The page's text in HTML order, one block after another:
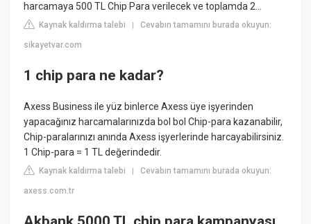
harcamaya 500 TL Chip Para verilecek ve toplamda 2...
Kaynak kaldırma talebi |Cevabın tamamını burada okuyun:
sikayetvar.com
1 chip para ne kadar?
Axess Business ile yüz binlerce Axess üye işyerinden
yapacağınız harcamalarınızda bol bol Chip-para kazanabilir,
Chip-paralarınızı anında Axess işyerlerinde harcayabilirsiniz.
1 Chip-para = 1 TL değerindedir.
Kaynak kaldırma talebi |Cevabın tamamını burada okuyun:
axess.com.tr